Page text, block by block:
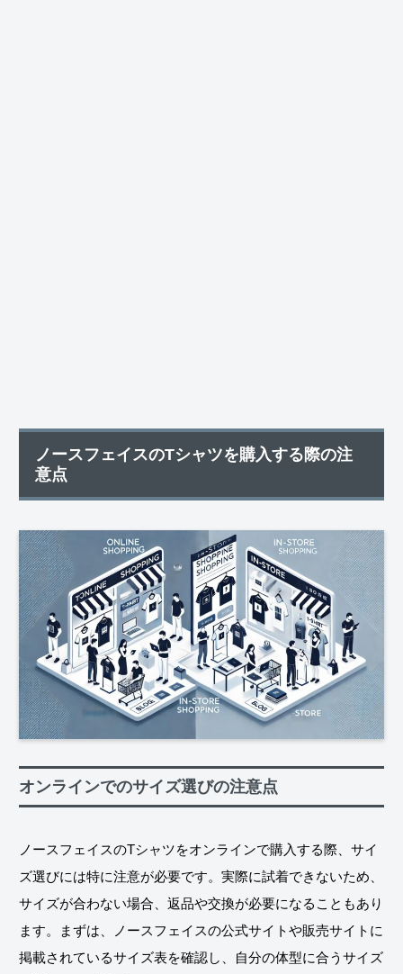
ノースフェイスのTシャツを購入する際の注
意点
オンラインでのサイズ選びの注意点
ノースフェイスのTシャツをオンラインで購入する際、サイ
ズ選びには特に注意が必要です。実際に試着できないため、
サイズが合わない場合、返品や交換が必要になることもあり
ます。まずは、ノースフェイスの公式サイトや販売サイトに
掲載されているサイズ表を確認し、自分の体型に合うサイズ